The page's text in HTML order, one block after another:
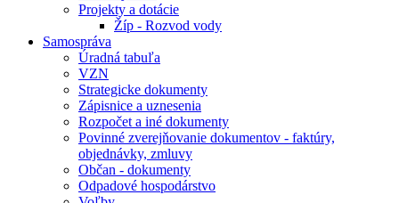
Projekty a dotácie
Žíp - Rozvod vody
Samospráva
Úradná tabuľa
VZN
Strategicke dokumenty
Zápisnice a uznesenia
Rozpočet a iné dokumenty
Povinné zverejňovanie dokumentov - faktúry,
objednávky, zmluvy
Občan - dokumenty
Odpadové hospodárstvo